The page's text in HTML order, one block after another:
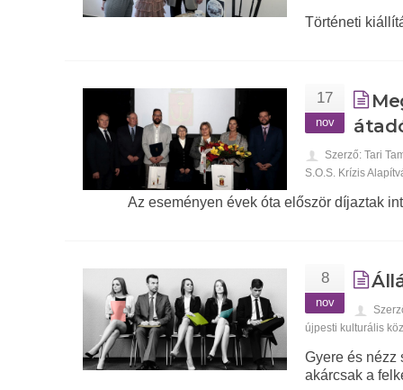
Történeti
17
nov
Szerző: Tari
S.O.S. Krízis
Az eseményen évek óta először díjaztak
8
nov
újpesti kulturális
Gyere és nézz
akárcsak a